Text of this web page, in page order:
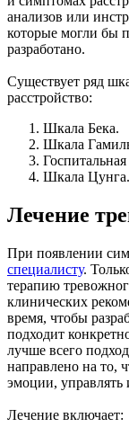
анализов или
которые могли бы
разработано.
Существует ряд
расстройство:
Шкала Бека.
Шкала
Шкала Цунга.
Лечение
При появлении
специалисту.
терапию
клинических
время, чтобы
подходит
лучше всего
направлено на то,
эмоции, управлять
Лечение включает: